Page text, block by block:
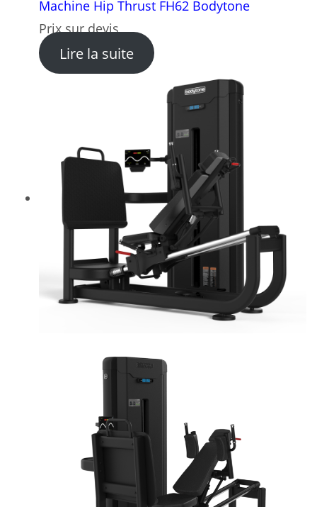
Machine Hip Thrust FH62 Bodytone
Prix sur devis
Lire la suite: Machine Hip Thrust FH62